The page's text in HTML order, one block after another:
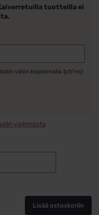
tuotteilla ei
väliin kopioimalla (ctrl+c)
valinnasta
14k
220-
2,5
Lisää ostoskoriin